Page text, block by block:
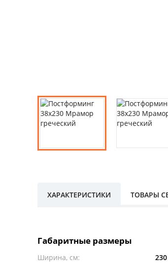
ХАРАКТЕРИСТИКИ ТОВАРЫ
Габаритные размеры
Ширина, см: